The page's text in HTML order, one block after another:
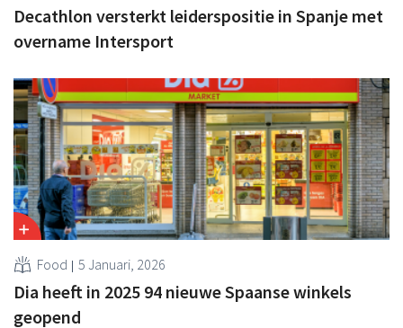
Decathlon versterkt leiderspositie in Spanje met
overname Intersport
Food 5 Januari, 2026
Dia heeft in 2025 94 nieuwe Spaanse winkels
geopend